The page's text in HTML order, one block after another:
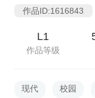
作品ID:1616843
L1
作品等级
现代 校园